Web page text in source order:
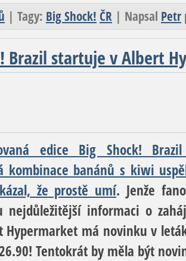
| Tagy: Big Shock! ČR | Napsal Petr
Brazil startuje v Albert
edice Big Shock!
kombinace banánů s kiwi
že prostě umí. Jenže
nejdůležitější informaci o
Hypermarket má novinku v
Tentokrát by měla být